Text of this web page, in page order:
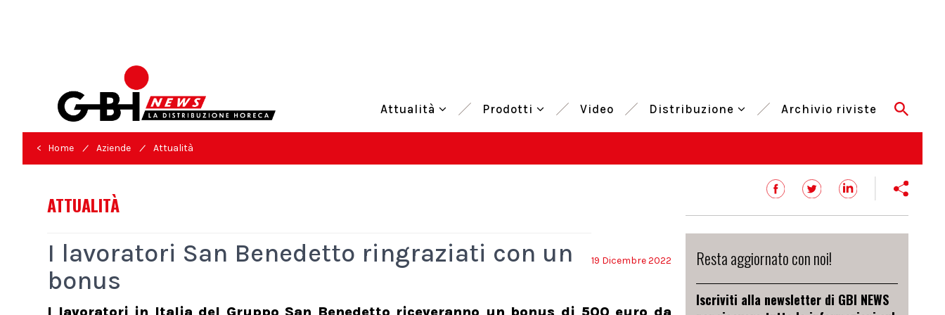
Attualità Prodotti Video Distribuzione Archivio riviste
< Home / Aziende / Attualità
ATTUALITÀ
19 Dicembre 2022
I lavoratori San Benedetto ringraziati con un
bonus
Resta aggiornato con noi!
Iscriviti alla newsletter di GBI NEWS